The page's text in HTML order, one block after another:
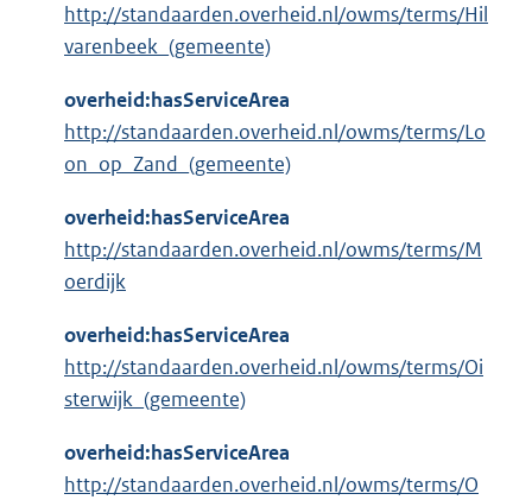
http://standaarden.overheid.nl/owms/terms/Hil
varenbeek_(gemeente)
overheid:hasServiceArea
http://standaarden.overheid.nl/owms/terms/Lo
on_op_Zand_(gemeente)
overheid:hasServiceArea
http://standaarden.overheid.nl/owms/terms/M
oerdijk
overheid:hasServiceArea
http://standaarden.overheid.nl/owms/terms/Oi
sterwijk_(gemeente)
overheid:hasServiceArea
http://standaarden.overheid.nl/owms/terms/O